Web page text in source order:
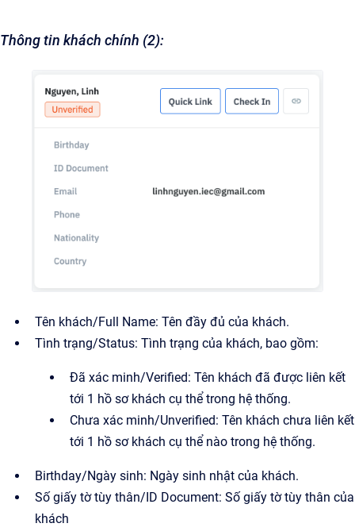
Thông tin khách chính (2):
Tên khách/Full Name: Tên đầy đủ của khách.
Tình trạng/Status: Tình trạng của khách, bao gồm:
Đã xác minh/Verified: Tên khách đã được liên kết
tới 1 hồ sơ khách cụ thể trong hệ thống.
Chưa xác minh/Unverified: Tên khách chưa liên kết
tới 1 hồ sơ khách cụ thể nào trong hệ thống.
Birthday/Ngày sinh: Ngày sinh nhật của khách.
Số giấy tờ tùy thân/ID Document: Số giấy tờ tùy thân của
khách